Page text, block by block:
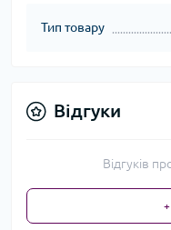
Тип товару
Відгуки
Відгуків